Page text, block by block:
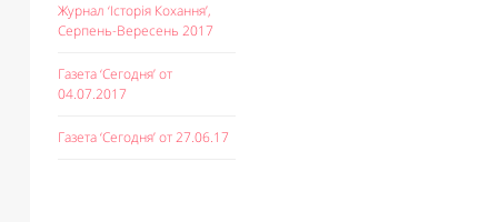
Журнал ‘Історія Кохання’,
Серпень-Вересень 2017
Газета ‘Сегодня’ от
04.07.2017
Газета ‘Сегодня’ от 27.06.17